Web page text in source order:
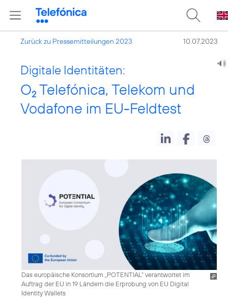
Zurück zu Pressemitteilungen 2023 10.07.2023
Digitale Identitäten:
O2 Telefónica, Telekom und
Vodafone im EU-Feldtest
Das europäische Konsortium „POTENTIAL“ verantwortet im
Auftrag der EU in 19 Ländern die Erprobung von EU Digital
Identity Wallets